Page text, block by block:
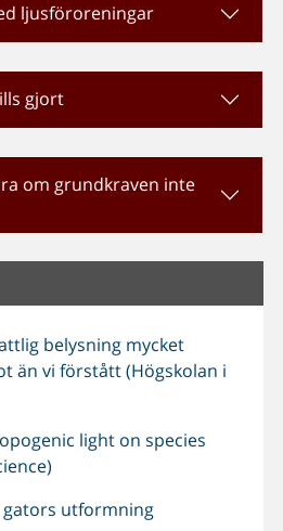
ljusföroreningar
gjort
om grundkraven inte
belysning mycket
än vi förstått (Högskolan i
light on species
gators utformning